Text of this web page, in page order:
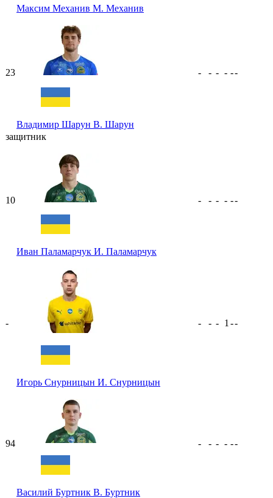
Максим Механив М. Механив
23
Владимир Шарун В. Шарун
- - - - --
защитник
10
Иван Паламарчук И. Паламарчук
- - - - --
-
Игорь Снурницын И. Снурницын
- - - 1 --
94
Василий Буртник В. Буртник
- - - - --